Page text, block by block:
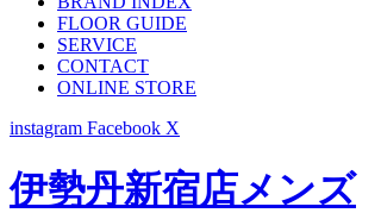
FLOOR GUIDE
SERVICE
CONTACT
ONLINE STORE
instagram Facebook X
伊勢丹新宿店メンズ